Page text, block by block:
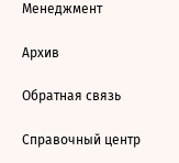
Менеджмент
Архив
Обратная связь
Справочный центр